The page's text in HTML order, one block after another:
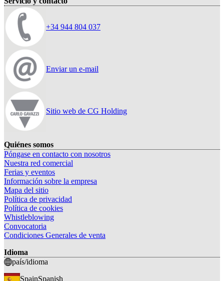
+34 944 804 037
Enviar un e-mail
Sitio web de CG Holding
Quiénes somos
Póngase en contacto con nosotros
Nuestra red comercial
Ferias y eventos
Información sobre la empresa
Mapa del sitio
Política de privacidad
Política de cookies
Whistleblowing
Convocatoria
Condiciones Generales de venta
Idioma
país/idioma
SpainSpanish